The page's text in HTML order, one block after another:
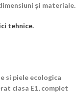
și materiale.
tehnice.
si piele ecologica
clasa E1, complet